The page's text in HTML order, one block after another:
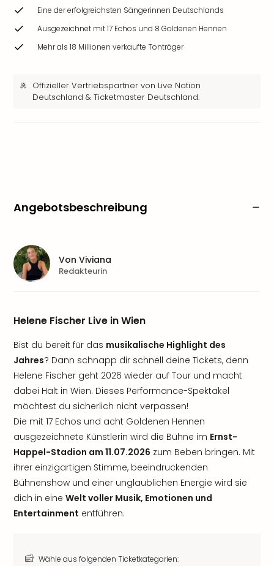
Eine der erfolgreichsten Sängerinnen Deutschlands
Ausgezeichnet mit 17 Echos und 8 Goldenen Hennen
Mehr als 18 Millionen verkaufte Tonträger
Offizieller Vertriebspartner von Live Nation
Deutschland & Ticketmaster Deutschland.
Angebotsbeschreibung
Helene Fischer Live in Wien
Bist du bereit für das musikalische Highlight des
Jahres? Dann schnapp dir schnell deine Tickets, denn
Helene Fischer geht 2026 wieder auf Tour und macht
dabei Halt in Wien. Dieses Performance-Spektakel
möchtest du sicherlich nicht verpassen!
Die mit 17 Echos und acht Goldenen Hennen
ausgezeichnete Künstlerin wird die Bühne im Ernst-
Happel-Stadion am 11.07.2026 zum Beben bringen. Mit
ihrer einzigartigen Stimme, beeindruckenden
Bühnenshow und einer unglaublichen Energie wird sie
dich in eine Welt voller Musik, Emotionen und
Entertainment entführen.
Wähle aus folgenden Ticketkategorien:
Von Viviana
Redakteurin